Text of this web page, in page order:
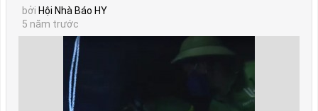
bởi Hội Nhà Báo HY
5 năm trước